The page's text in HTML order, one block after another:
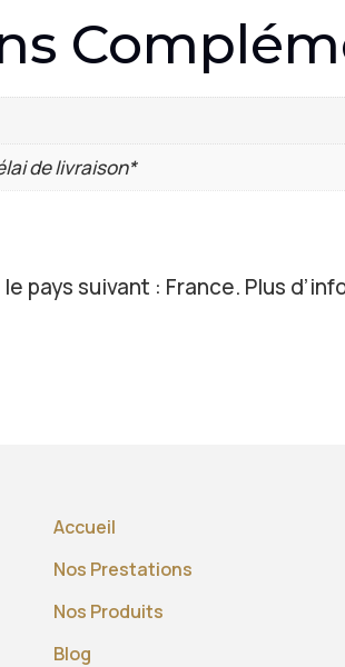
de livraison*
pays suivant : France. Plus
Accueil
Nos Prestations
Nos Produits
Blog